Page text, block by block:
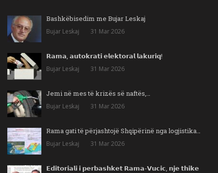
Bashkëbisedim me Bujar Leskaj
Bujar Leskaj 31 Mar 2026
𝗥𝗮𝗺𝗮, 𝗮𝘂𝘁𝗼𝗸𝗿𝗮𝘁𝗶 𝗲𝗹𝗲𝗸𝘁𝗼𝗿𝗮𝗹 𝗹𝗮𝗸𝘂𝗿𝗶𝗾!
Bujar Leskaj 31 Mar 2026
Jemi në mes të krizës së naftës,…
Bujar Leskaj 31 Mar 2026
Rama gati të përjashtojë Shqipërinë nga logjistika…
Bujar Leskaj 31 Mar 2026
𝗘𝗱𝗶𝘁𝗼𝗿𝗶𝗮𝗹𝗶 𝗶 𝗽𝗲𝗿𝗯𝗮𝘀𝗵𝗸𝗲𝘁 𝗥𝗮𝗺𝗮-𝗩𝘂𝗰𝗶𝗰, 𝗻𝗷𝗲 𝘁𝗵𝗶𝗸𝗲